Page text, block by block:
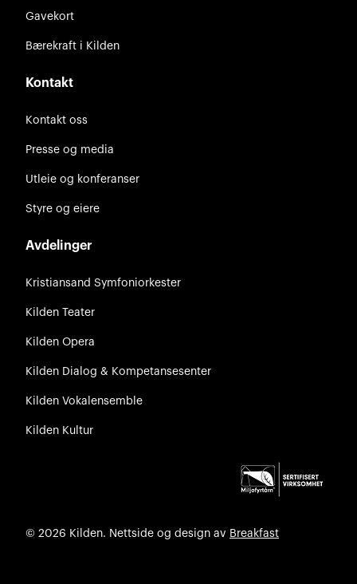
Gavekort
Bærekraft i Kilden
Kontakt
Kontakt oss
Presse og media
Utleie og konferanser
Styre og eiere
Avdelinger
Kristiansand Symfoniorkester
Kilden Teater
Kilden Opera
Kilden Dialog & Kompetansesenter
Kilden Vokalensemble
Kilden Kultur
© 2026 Kilden. Nettside og design av Breakfast